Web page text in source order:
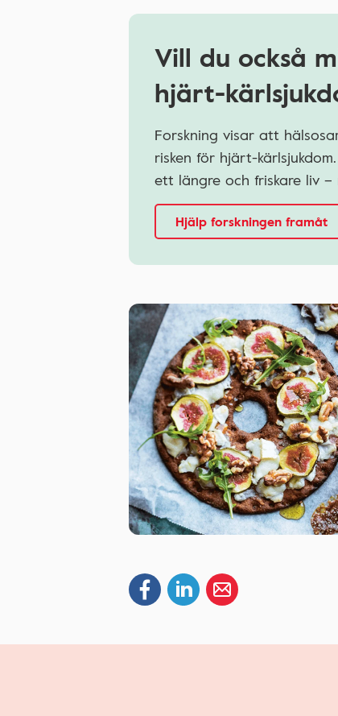
Vill du också
hjärt-
Forskning visar att
risken för hjärt-
ett längre och friskare liv –
Hjälp forskningen framåt